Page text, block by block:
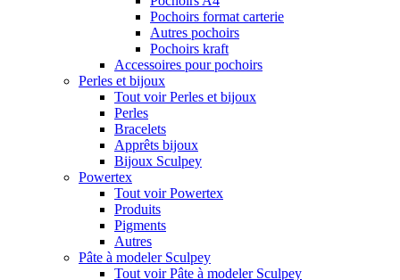
Pochoirs format carterie
Autres pochoirs
Pochoirs kraft
Accessoires pour pochoirs
Perles et bijoux
Tout voir Perles et bijoux
Perles
Bracelets
Apprêts bijoux
Bijoux Sculpey
Powertex
Tout voir Powertex
Produits
Pigments
Autres
Pâte à modeler Sculpey
Tout voir Pâte à modeler Sculpey